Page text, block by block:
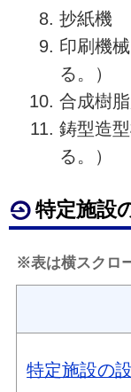
抄紙機
印刷機
る。）
合成樹
鋳型造
る。）
特定施設
※表は横スクロ
特定施設の